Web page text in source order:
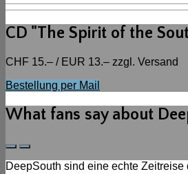
CD "The Spirit of the
CHF 15.– / EUR 13.– zzgl. Versand
Bestellung per Mail
What fans say about
Previous
Slide
Next
Slide
DeepSouth sind eine echte